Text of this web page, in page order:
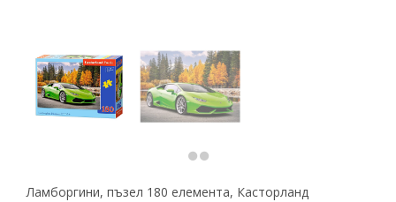
Ламборгини, пъзел 180 елемента, Касторланд